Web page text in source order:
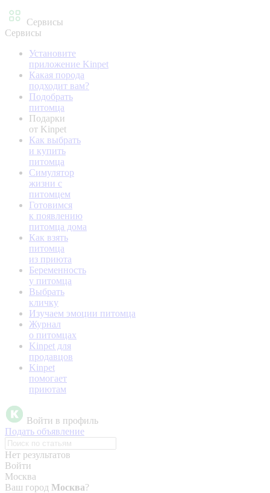
Сервисы
Сервисы
Установите
приложение Kinpet
Какая порода
подходит вам?
Подобрать
питомца
Подарки
от Kinpet
Как выбрать
и купить
питомца
Симулятор
жизни с
питомцем
Готовимся
к появлению
питомца дома
Как взять
питомца
из приюта
Беременность
у питомца
Выбрать
кличку
Изучаем эмоции питомца
Журнал
о питомцах
Kinpet для
продавцов
Kinpet
помогает
приютам
Войти в профиль
Подать объявление
Нет результатов
Войти
Москва
Ваш город Москва?